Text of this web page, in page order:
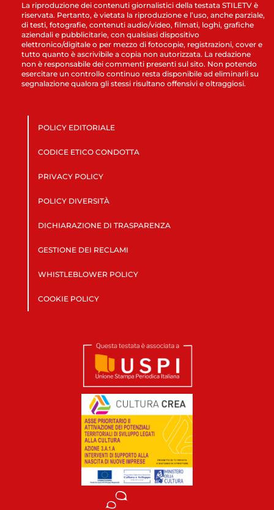
La riproduzione dei contenuti giornalistici della testata STILETV è
riservata. Pertanto, è vietata la riproduzione e l’uso, anche parziale,
di testi, fotografie, contenuti audio/video, filmati, loghi, grafiche
aziendali e pubblicitarie, con qualsiasi dispositivo
elettronico/digitale o per mezzo di fotocopie, registrazioni, cover e
tutto quanto è ascrivibile a copia non autorizzata. La redazione
non è responsabile dei commenti presenti sul sito. Non potendo
esercitare un controllo continuo resta disponibile ad eliminarli su
segnalazione qualora gli stessi risultano offensivi e oltraggiosi.
POLICY EDITORIALE
CODICE ETICO CONDOTTA
PRIVACY POLICY
POLICY DIVERSITÀ
DICHIARAZIONE DI TRASPARENZA
GESTIONE DEI RECLAMI
WHISTLEBLOWER POLICY
COOKIE POLICY